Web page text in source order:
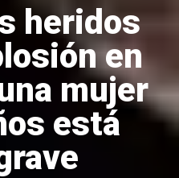
heridos
en
mujer
está